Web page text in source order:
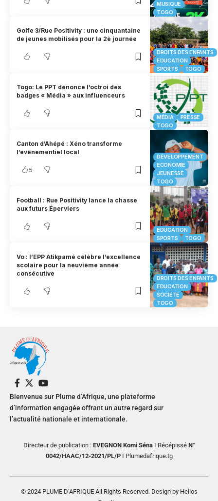
MUSIQUE
TOGO
DROITS DES ENFANTS
EDUCATION
SPORTS
TOGO
Golfe 3/Rue Positivity : une cinquantaine
de jeunes mobilisés pour la 2è journée
MÉDIA
PRESSE
TOGO
Togo: Le PPT dénonce l’octroi des
badges « Média » aux influenceurs
DÉVELOPPEMENT
ECONOMIE
JEUNESSE
TOGO
Canton d’Ahépé : Xéno transforme
l’événementiel local
5
EDUCATION
SPORTS
TOGO
Football : Rue Positivity lance la chasse
aux futurs Éperviers
DROITS DES ENFANTS
EDUCATION
SOCIÉTÉ
TOGO
Vo : l’EPP Atikpamé célèbre l’excellence
scolaire pour la neuvième année
consécutive
Bienvenue sur Plume d’Afrique, une plateforme
d’information engagée offrant un autre regard sur
l’actualité nationale et internationale.
Directeur de publication : EVEGNON Komi SénaI RécépisséN°
0042/HAAC/12-2021/PL/PI Plumedafrique.tg
© 2024 PLUME D’AFRIQUE All Rights Reserved. Design by Helios